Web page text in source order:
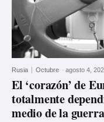
Rusia Octubre - agosto 4,
El ‘corazón’ de
totalmente
medio de la